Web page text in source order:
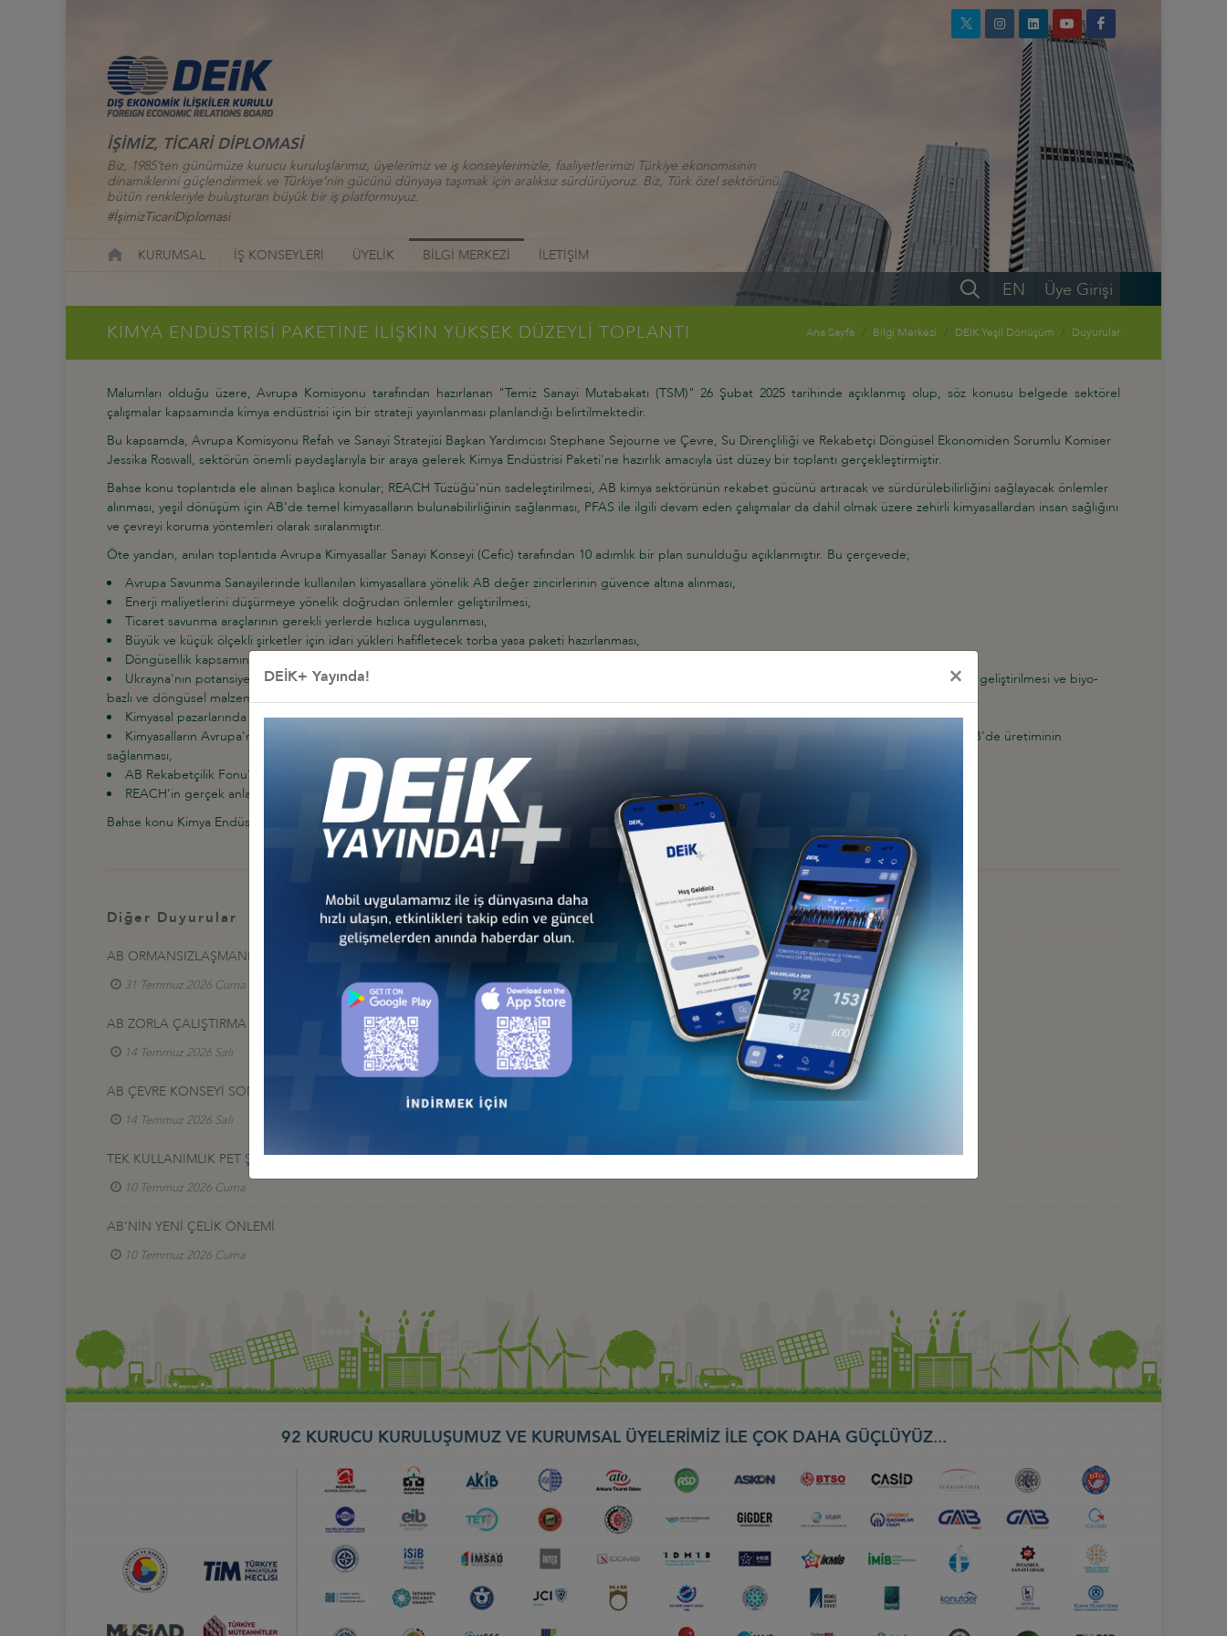
İŞİMİZ, TİCARİ DİPLOMASİ
Biz, 1985’ten günümüze kurucu kuruluşlarımız, üyelerimiz ve iş konseylerimizle, faaliyetlerimizi Türkiye ekonomisinin
dinamiklerini güçlendirmek ve Türkiye’nin gücünü dünyaya taşımak için aralıksız sürdürüyoruz. Biz, Türk özel sektörünü
bütün renkleriyle buluşturan büyük bir iş platformuyuz.
#İşimizTicariDiplomasi
KURUMSAL İŞ KONSEYLERİ ÜYELİK BİLGİ MERKEZİ İLETİŞİM
Üye Girişi
EN
KİMYA ENDÜSTRİSİ PAKETİNE İLİŞKİN YÜKSEK DÜZEYLİ TOPLANTI Ana Sayfa Bilgi Merkezi DEİK Yeşil Dönüşüm Duyurular
Malumları olduğu üzere, Avrupa Komisyonu tarafından hazırlanan "Temiz Sanayi Mutabakatı (TSM)" 26 Şubat 2025 tarihinde açıklanmış olup, söz konusu belgede sektörel
çalışmalar kapsamında kimya endüstrisi için bir strateji yayınlanması planlandığı belirtilmektedir.
Bu kapsamda, Avrupa Komisyonu Refah ve Sanayi Stratejisi Başkan Yardımcısı Stephane Sejourne ve Çevre, Su Dirençliliği ve Rekabetçi Döngüsel Ekonomiden Sorumlu Komiser
Jessika Roswall, sektörün önemli paydaşlarıyla bir araya gelerek Kimya Endüstrisi Paketi'ne hazırlık amacıyla üst düzey bir toplantı gerçekleştirmiştir.
Bahse konu toplantıda ele alınan başlıca konular; REACH Tüzüğü'nün sadeleştirilmesi, AB kimya sektörünün rekabet gücünü artıracak ve sürdürülebilirliğini sağlayacak önlemler
alınması, yeşil dönüşüm için AB'de temel kimyasalların bulunabilirliğinin sağlanması, PFAS ile ilgili devam eden çalışmalar da dahil olmak üzere zehirli kimyasallardan insan sağlığını
ve çevreyi koruma yöntemleri olarak sıralanmıştır.
Öte yandan, anılan toplantıda Avrupa Kimyasallar Sanayi Konseyi (Cefic) tarafından 10 adımlık bir plan sunulduğu açıklanmıştır. Bu çerçevede;
Avrupa Savunma Sanayilerinde kullanılan kimyasallara yönelik AB değer zincirlerinin güvence altına alınması,
Enerji maliyetlerini düşürmeye yönelik doğrudan önlemler geliştirilmesi,
Ticaret savunma araçlarının gerekli yerlerde hızlıca uygulanması,
Büyük ve küçük ölçekli şirketler için idari yükleri hafifletecek torba yasa paketi hazırlanması,
Döngüsellik kapsamında kimyasal geri dönüşüm için kütle dengesi hesaplama kurallarının en kısa sürede belirlenmesi,
Ukrayna'nın potansiyelinden de faydalanarak iklim hedeflerine ulaşmak için uygun maliyetli hammaddeye erişimi güvence altına alacak özel bir politika geliştirilmesi ve biyo-
bazlı ve döngüsel malzemelere ulaşımın güvence altına alınması,
Kimyasal pazarlarında KDV oranlarının düşürülmesi ve piyasa teşvikleri gibi talep yaratmaya yönelik önlemler alınması,
Kimyasalların Avrupa'nın dışa bağımlılığını azaltmadaki kritik rolünün tanınması ve Kritik İlaçlar Yasası kapsamında Etkin Farmasötik Bileşenlerin (API) AB'de üretiminin
sağlanması,
AB Rekabetçilik Fonu'nda kimya sanayiine özel finansman ayrılması,
REACH'in gerçek anlamda basitleştirilmesi önerileri Komisyon'a ve diğer paydaşlara sunulmuştur.
Bahse konu Kimya Endüstrisi Paketi'nin 2025 yılı sonunda açıklanması beklenmektedir.
Diğer Duyurular
AB ORMANSIZLAŞMANIN ÖNLENMESİ MEVZUATI KAPSAMINDA İKİ YENİ UYGULAMANIN KABUL EDİLMESİ
31 Temmuz 2026 Cuma
AB ZORLA ÇALIŞTIRMA TEK PORTALI
14 Temmuz 2026 Salı Türkiye - Avrupa İş Konseyleri
AB ÇEVRE KONSEYİ SONUÇLARI
14 Temmuz 2026 Salı
TEK KULLANIMLIK PET ŞİŞELERİN GERİ DÖNÜŞÜM KURALLARI
10 Temmuz 2026 Cuma
AB'NİN YENİ ÇELİK ÖNLEMİ
10 Temmuz 2026 Cuma
92 KURUCU KURULUŞUMUZ VE KURUMSAL ÜYELERİMİZ İLE ÇOK DAHA GÜÇLÜYÜZ...
DEİK+ Yayında! ×